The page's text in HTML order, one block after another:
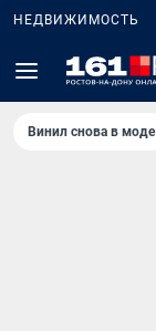
НЕДВИЖИМОСТЬ
Винил снова в моде